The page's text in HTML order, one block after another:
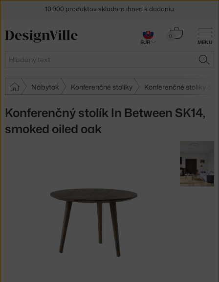
MENU
Hľadať
0
Košík
Nábytok Konferenčné stolíky Konferenčné stolíky
Konferenčný stolík In Between SK14,
smoked oiled oak
10.000 produktov skladom ihneď k dodaniu
30 dní na vrátenie tovaru
EUR